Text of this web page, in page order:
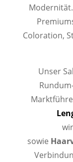
Coloration,
Unser
wir
sowie